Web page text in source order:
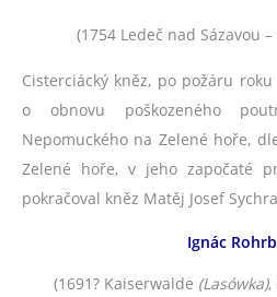
(1754 Ledeč nad Sázavou
Cisterciácký kněz, po požáru
o obnovu poškozeného
Nepomuckého na Zelené hoře,
Zelené hoře, v jeho započaté
pokračoval kněz Matěj Josef Sychra
Ignác
(1691? Kaiserwalde (Lasówka),